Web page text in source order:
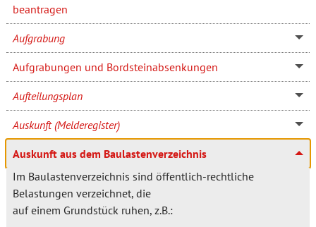
beantragen
Aufgrabung
Aufgrabungen und Bordsteinabsenkungen
Aufteilungsplan
Auskunft (Melderegister)
Auskunft aus dem Baulastenverzeichnis
Im Baulastenverzeichnis sind öffentlich-rechtliche
Belastungen verzeichnet, die
auf einem Grundstück ruhen, z.B.: